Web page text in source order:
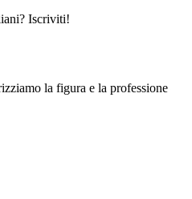
Iscriviti!
la figura e la professione